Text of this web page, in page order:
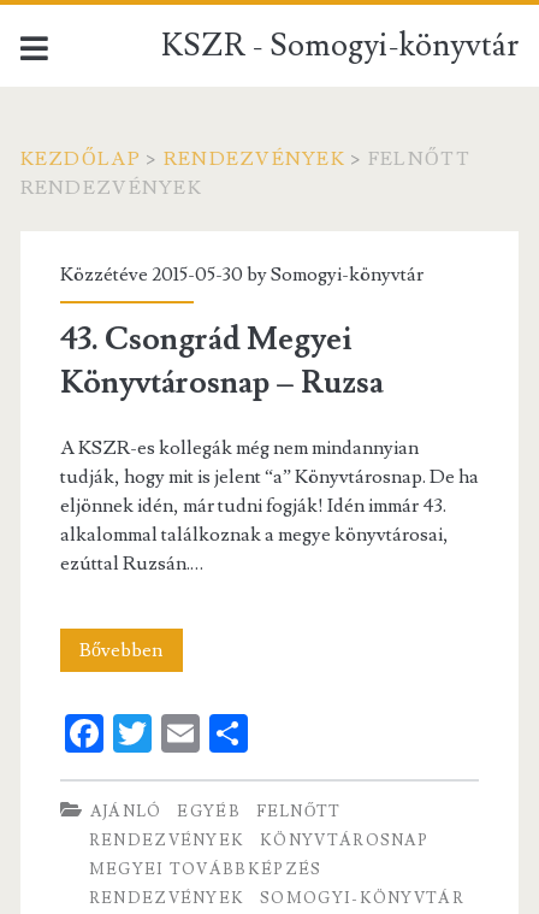
KSZR - Somogyi-könyvtár
KEZDŐLAP > RENDEZVÉNYEK > FELNŐTT
RENDEZVÉNYEK
Kategória:
<span>felnőtt
rendezvények</span>
Közzétéve 2015-05-30 bySomogyi-könyvtár
43. Csongrád Megyei
Könyvtárosnap – Ruzsa
A KSZR-es kollegák még nem mindannyian
tudják, hogy mit is jelent “a” Könyvtárosnap. De ha
eljönnek idén, már tudni fogják! Idén immár 43.
alkalommal találkoznak a megye könyvtárosai,
ezúttal Ruzsán.…
Bővebben43.
Megyei
Könyvtárosnap
Ruzsa
Fa
ce
b
o
o
T
w
itt
er
E
m
ai
l
S
ha
re
AJÁNLÓ EGYÉB
FELNŐTT
RENDEZVÉNYEK
KÖNYVTÁROSNAP
MEGYEI TOVÁBBKÉPZÉS
RENDEZVÉNYEK
SOMOGYI-KÖNYVTÁR